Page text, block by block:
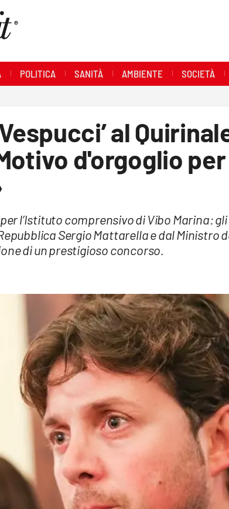
POLITICA SANITÀ AMBIENTE SOCIETÀ
al
d'orgoglio
l’Istituto comprensivo di Vibo Marina:
Sergio Mattarella e dal Ministro
di un prestigioso concorso.